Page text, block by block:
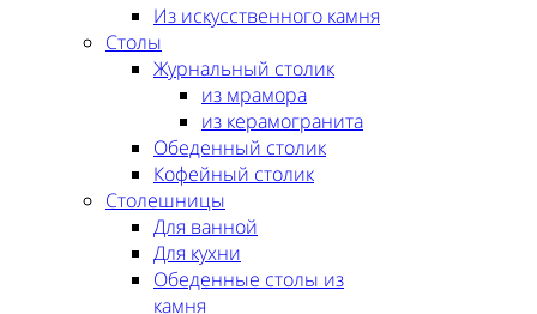
Из искусственного камня
Столы
Журнальный столик
из мрамора
из керамогранита
Обеденный столик
Кофейный столик
Столешницы
Для ванной
Для кухни
Обеденные столы из
камня